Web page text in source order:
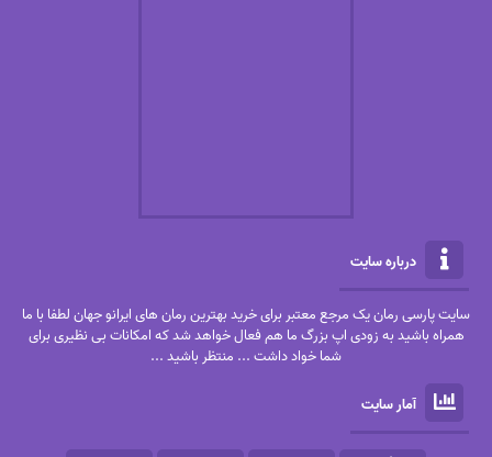
درباره سایت
سایت پارسی رمان یک مرجع معتبر برای خرید بهترین رمان های ایرانو جهان لطفا با ما
همراه باشید به زودی اپ بزرگ ما هم فعال خواهد شد که امکانات بی نظیری برای
شما خواد داشت ... منتظر باشید ...
آمار سایت